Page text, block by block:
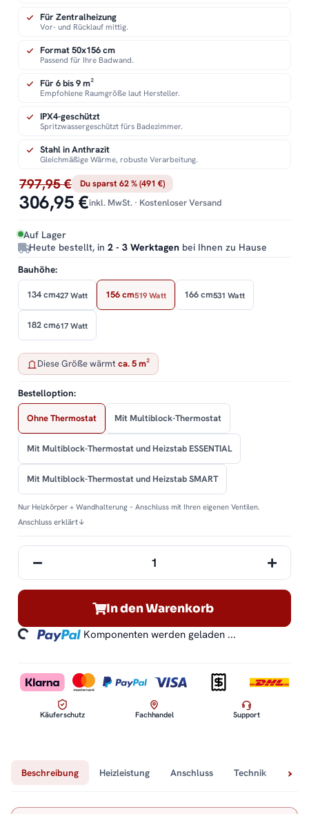
797,95 € Du sparst 62 % (491 €)
306,95 €inkl. MwSt. · Kostenloser Versand
Auf Lager
Heute bestellt, in 2 - 3 Werktagen bei Ihnen zu Hause
Für Zentralheizung
Vor- und Rücklauf mittig.
Format 50x156 cm
Passend für Ihre Badwand.
Für 6 bis 9 m²
Empfohlene Raumgröße laut Hersteller.
IPX4-geschützt
Spritzwassergeschützt fürs Badezimmer.
Stahl in Anthrazit
Gleichmäßige Wärme, robuste Verarbeitung.
Bauhöhe:
134 cm427 Watt 156 cm519 Watt 166 cm531 Watt
182 cm617 Watt
Diese Größe wärmt ca. 5 m²
Bestelloption:
Ohne Thermostat Mit Multiblock-Thermostat
Mit Multiblock-Thermostat und Heizstab ESSENTIAL
Mit Multiblock-Thermostat und Heizstab SMART
Nur Heizkörper + Wandhalterung – Anschluss mit Ihren eigenen Ventilen.
Anschluss erklärt↓
In den Warenkorb
Komponenten werden geladen ...
Käuferschutz Fachhandel Support
Beschreibung Heizleistung Anschluss Technik